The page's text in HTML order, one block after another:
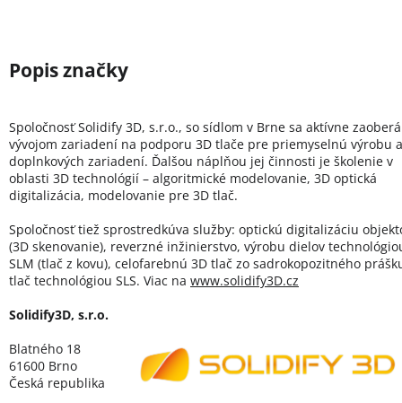
Spoločnosť Solidify 3D, s.r.o., so sídlom v Brne sa aktívne zaoberá
vývojom zariadení na podporu 3D tlače pre priemyselnú výrobu a
doplnkových zariadení. Ďalšou náplňou jej činnosti je školenie v
oblasti 3D technológií – algoritmické modelovanie, 3D optická
digitalizácia, modelovanie pre 3D tlač.
Spoločnosť tiež sprostredkúva služby: optickú digitalizáciu
(3D skenovanie), reverzné inžinierstvo, výrobu dielov
SLM (tlač z kovu), celofarebnú 3D tlač zo sadrokopozitného
tlač technológiou SLS. Viac na www.solidify3D.cz
Solidify3D, s.r.o.
Blatného 18
61600 Brno
Česká republika